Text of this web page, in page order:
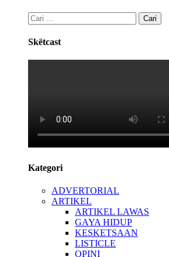
Cari
untuk:
Skëtcast
Kategori
ADVERTORIAL
ARTIKEL
ARTIKEL LAWAS
GAYA HIDUP
KESKETSAAN
LISTICLE
OPINI